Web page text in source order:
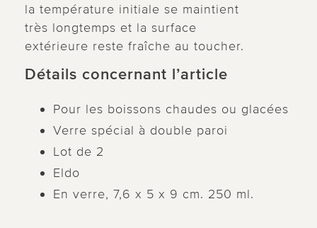
la température initiale se maintient
très longtemps et la surface
extérieure reste fraîche au toucher.
Détails concernant l’article
Pour les boissons chaudes ou glacées
Verre spécial à double paroi
Lot de 2
Eldo
En verre, 7,6 x 5 x 9 cm. 250 ml.